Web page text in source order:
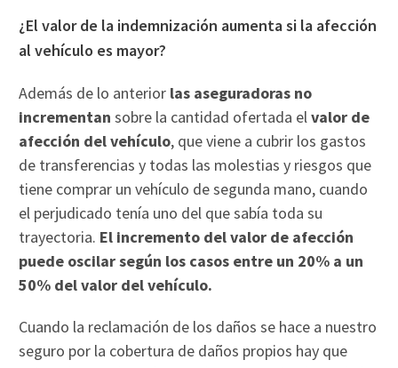
¿El valor de la indemnización aumenta si la afección
al vehículo es mayor?
Además de lo anterior las aseguradoras no
incrementan sobre la cantidad ofertada elvalor de
afección del vehículo, que viene a cubrir los gastos
de transferencias y todas las molestias y riesgos que
tiene comprar un vehículo de segunda mano, cuando
el perjudicado tenía uno del que sabía toda su
trayectoria. El incremento del valor de afección
puede oscilar según los casos entre un 20% a un
50% del valor del vehículo.
Cuando la reclamación de los daños se hace a nuestro
seguro por la cobertura de daños propios hay que